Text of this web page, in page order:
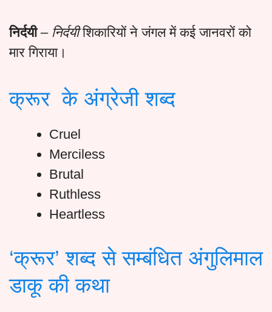
निर्दयी – निर्दयीशिकारियों ने जंगल में कई जानवरों को
मार गिराया।
क्रूर के अंग्रेजी शब्द
Cruel
Merciless
Brutal
Ruthless
Heartless
‘क्रूर’ शब्द से सम्बंधित अंगुलिमाल
डाकू की कथा